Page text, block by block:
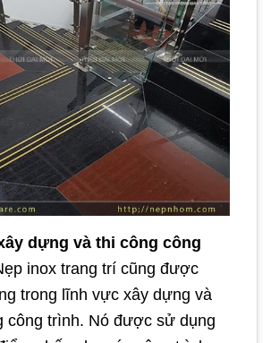
dựng và thi công công
inox trang trí cũng được
trong lĩnh vực xây dựng và
công trình. Nó được sử dụng